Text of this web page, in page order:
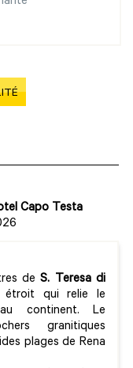
Capo Testa
de S. Teresa di
qui relie le
continent. Le
granitiques
plages de Rena